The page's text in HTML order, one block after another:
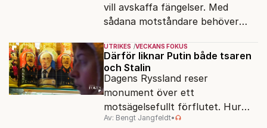
vill avskaffa fängelser. Med
sådana motståndare behöver
vänner.
UTRIKES VECKANS FOKUS
Därför liknar Putin både tsaren
och Stalin
Dagens Ryssland reser
monument över ett
motsägelsefullt förflutet. Hur
kunde två revolutioner förändra
Av: Bengt Jangfeldt•